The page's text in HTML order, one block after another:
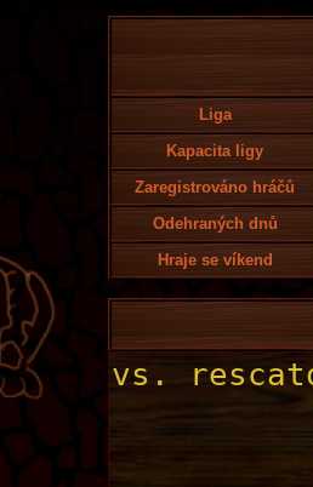
Liga
Kapacita ligy
Zaregistrováno hráčů
Odehraných dnů
Hraje se víkend